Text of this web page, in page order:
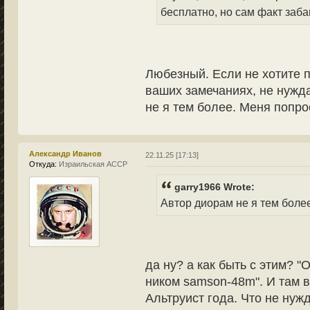
бесплатно, но сам факт
Любезный. Если не хотите
ваших замечаниях, не
не я тем более. Меня
Александр Иванов
Откуда: Израильская АССР
22.11.25 [17:13]
garry1966 Wrote:
Автор диорам не я тем
да ну? а как быть с этим?
ником samson-48m". И там
Альтруист года. Что не